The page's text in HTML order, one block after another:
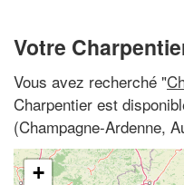
Votre
Vous avez recherché "
Charpentier est
(Champagne-Ardenne,
+